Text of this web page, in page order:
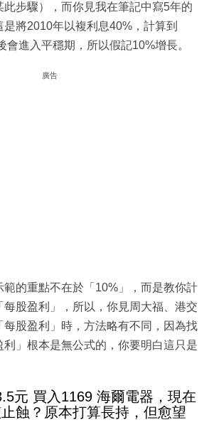
此步驟），而你見我在筆記中寫5年的
將2010年以複利息40%，計算到
會進入平穩期，所以假記10%增長。
廣告
的重點不在於「10%」，而是教你計
股盈利」，所以，你見周大福、港交
每股盈利」時，方法略有不同，因為找
利」根本是無公式的，你要明白這只是
元 買入1169 海爾電器，現在
蝕？原本打算長持，但愈望